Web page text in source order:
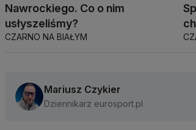
Nawrockiego. Co o nim
usłyszeliśmy?
CZARNO NA BIAŁYM
Mariusz Czykier
Dziennikarz eurosport.pl